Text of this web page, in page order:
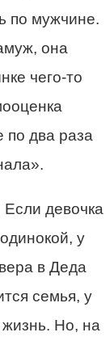
по мужчине.
она
чего-то
по два раза
девочка
у
в Деда
семья, у
жизнь. Но, на